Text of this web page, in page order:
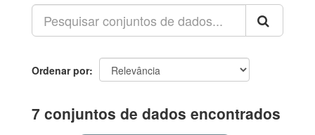
Ordenar por
7 conjuntos de dados encontrados